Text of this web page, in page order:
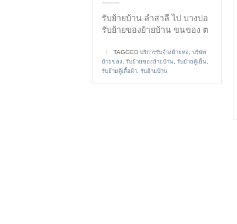
รับย้ายบ้าน ลำสาลี ไป บางบ่อ
รับย้ายของย้ายบ้าน ขนของ ต
| TAGGED บริการรับจ้างย้ายหอ
บริษัท
ย้ายของ
รับย้ายของย้ายบ้าน รับย้ายตู้เย็น
รับย้ายตู้เสื้อผ้า รับย้ายบ้าน